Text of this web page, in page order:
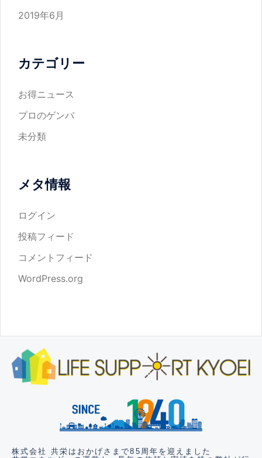
2019年6月
カテゴリー
お得ニュース
プロのゲンバ
未分類
メタ情報
ログイン
投稿フィード
コメントフィード
WordPress.org
株式会社 共栄はおかげさまで85周年を迎えました